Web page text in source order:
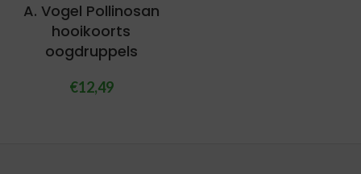
A. Vogel Pollinosan
hooikoorts
oogdruppels
€12,49